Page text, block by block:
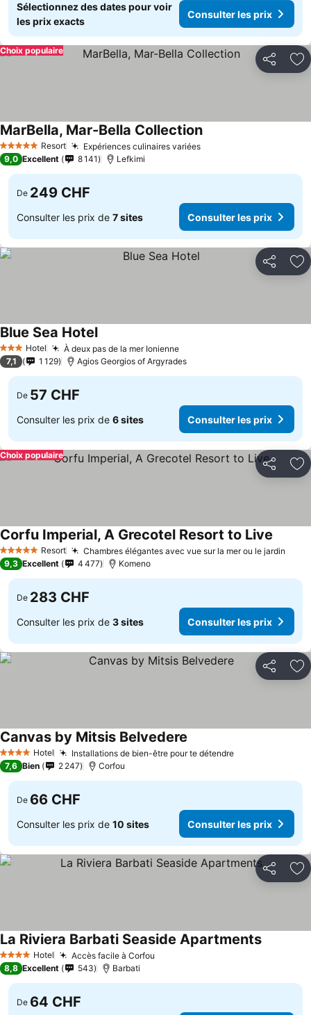
Sélectionnez des dates pour voir
les prix exacts
Consulter les prix
Partager
Choix populaire
5 Étoiles Resort Expériences culinaires variées
MarBella, Mar-Bella Collection
9,0 Excellent 8 141 Lefkimi
De 249 CHF
Consulter les prix de 7 sites Consulter les prix
Partager
3 ÉtoilesHotel À deux pas de la mer Ionienne
Blue Sea Hotel
7,1 1 129 Agios Georgios of Argyrades
De 57 CHF
Consulter les prix de 6 sites Consulter les prix
Partager
Choix populaire
5 Étoiles Resort Chambres élégantes avec vue sur la mer ou le jardin
Corfu Imperial, A Grecotel Resort to Live
9,3 Excellent 4 477 Komeno
De 283 CHF
Consulter les prix de 3 sites Consulter les prix
Partager
4 Étoiles Hotel Installations de bien-être pour te détendre
Canvas by Mitsis Belvedere
7,6 Bien 2 247 Corfou
De 66 CHF
Consulter les prix de 10 sites Consulter les prix
Partager
4 Étoiles Hotel Accès facile à Corfou
La Riviera Barbati Seaside Apartments
8,8 Excellent 543 Barbati
De 64 CHF